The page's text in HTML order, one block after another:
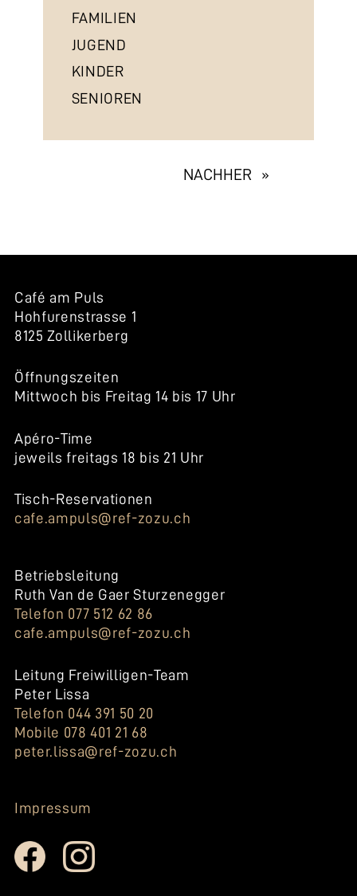
FAMILIEN
JUGEND
KINDER
SENIOREN
NACHHER »
Café am Puls
Hohfurenstrasse 1
8125 Zollikerberg
Öffnungszeiten
Mittwoch bis Freitag 14 bis 17 Uhr
Apéro-Time
jeweils freitags 18 bis 21 Uhr
Tisch-Reservationen
cafe.ampuls@ref-zozu.ch
Betriebsleitung
Ruth Van de Gaer Sturzenegger
Telefon 077 512 62 86
cafe.ampuls@ref-zozu.ch
Leitung Freiwilligen-Team
Peter Lissa
Telefon 044 391 50 20
Mobile 078 401 21 68
peter.lissa@ref-zozu.ch
Impressum